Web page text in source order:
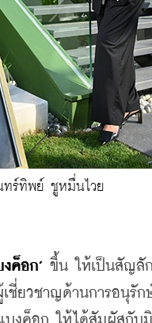
ทร์ทิพย์ ชูหมื่นไวย
ค็อก’ ขึ้น ให้เป็นสัญลั
ชี่ยวชาญด้านการอนุรั
งค็อก ให้ได้สัมผัสกับ